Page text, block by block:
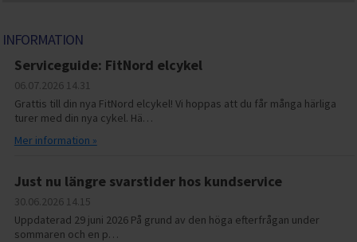
INFORMATION
Serviceguide: FitNord elcykel
06.07.2026 14.31
Grattis till din nya FitNord elcykel! Vi hoppas att du får många härliga
turer med din nya cykel. Hä…
Mer information »
Just nu längre svarstider hos kundservice
30.06.2026 14.15
Uppdaterad 29 juni 2026 På grund av den höga efterfrågan under
sommaren och en p…